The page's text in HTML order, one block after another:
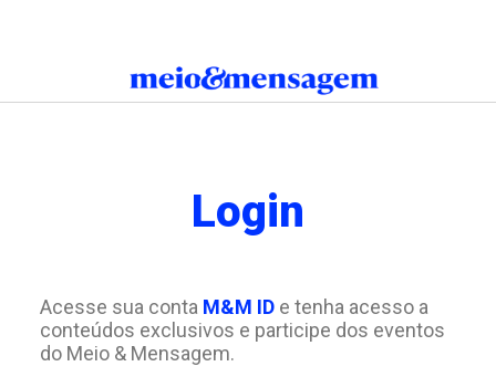
Login
Acesse sua conta M&M IDe tenha acesso a
conteúdos exclusivos e participe dos eventos
do Meio & Mensagem.